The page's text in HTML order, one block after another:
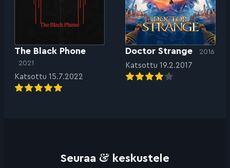
The Black Phone
2021
Katsottu 15.7.2022
Doctor Strange 2016
Katsottu 19.2.2017
Seuraa & keskustele